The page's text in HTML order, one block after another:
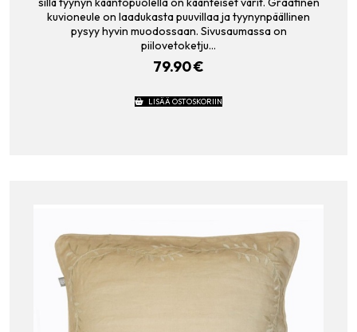
kuvioneule on laadukasta puuvillaa ja tyynynpäällinen
pysyy hyvin muodossaan. Sivusaumassa on
piilovetoketju…
79.90€
LISÄÄ OSTOSKORIIN